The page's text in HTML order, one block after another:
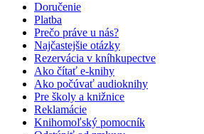
Doručenie
Platba
Prečo práve u nás?
Najčastejšie otázky
Rezervácia v kníhkupectve
Ako čítať e-knihy
Ako počúvať audioknihy
Pre školy a knižnice
Reklamácie
Knihomoľský pomocník